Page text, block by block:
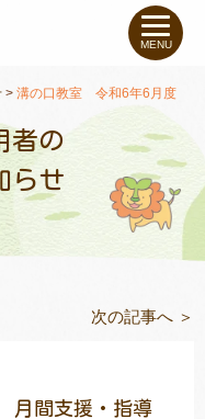
才）
MENU
>溝の口教室 令和6年6月度 月
者の
らせ
次の記事へ ＞
間支援・指導